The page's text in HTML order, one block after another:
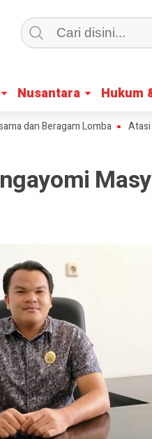
Nusantara Hukum
Nusantara Hukum
Beragam Lomba Atasi